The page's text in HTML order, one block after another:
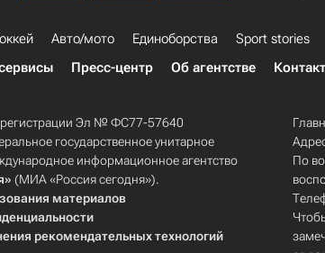
Авто/мото Единоборства Sport stories
Пресс-центр Об агентстве
регистрации Эл № ФС77-57640
государственное унитарное
информационное агентство
(МИА «Россия сегодня»).
материалов
рекомендательных технологий
По